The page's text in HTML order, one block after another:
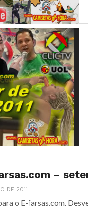
–
DE 2011
o E-farsas.com.